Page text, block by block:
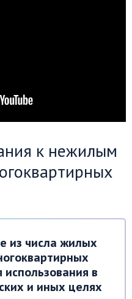
к нежилым
из числа жилых
в
и иных целях